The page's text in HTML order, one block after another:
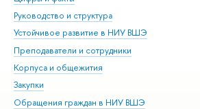
Руководство и структура
Устойчивое развитие в НИУ ВШЭ
Преподаватели и сотрудники
Корпуса и общежития
Закупки
Обращения граждан в НИУ ВШЭ